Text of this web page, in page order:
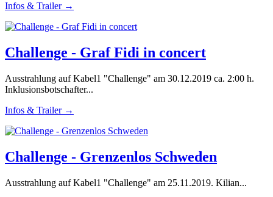
Infos & Trailer →
Challenge - Graf Fidi in concert
Ausstrahlung auf Kabel1 "Challenge" am 30.12.2019 ca. 2:00 h.
Inklusionsbotschafter...
Infos & Trailer →
Challenge - Grenzenlos Schweden
Ausstrahlung auf Kabel1 "Challenge" am 25.11.2019. Kilian...